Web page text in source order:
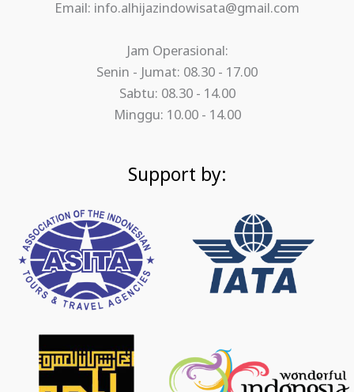
Email: info.alhijazindowisata@gmail.com
Jam Operasional:
Senin - Jumat: 08.30 - 17.00
Sabtu: 08.30 - 14.00
Minggu: 10.00 - 14.00
Support by: